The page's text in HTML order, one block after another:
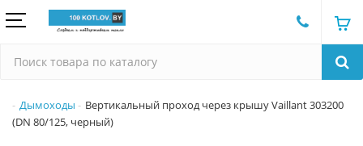
Дымоходы
Вертикальный проход через крышу Vaillant 303200
(DN 80/125, черный)